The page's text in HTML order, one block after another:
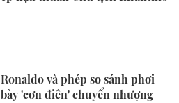
Ronaldo và phép so sánh phơi
bày 'cơn điên' chuyển nhượng